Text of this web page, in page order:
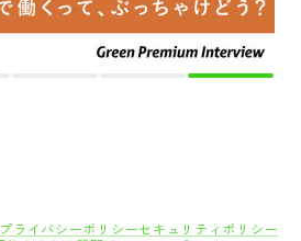
プライバシーポリシーセキュリティポリシー